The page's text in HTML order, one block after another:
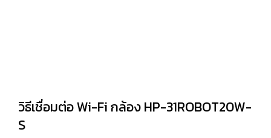
วิธีเชื่อมต่อ Wi-Fi กล้อง HP-31ROBOT20W-
S